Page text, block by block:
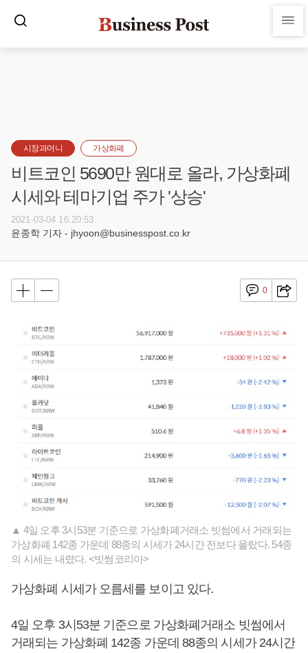
시장과머니 가상화폐
비트코인 5690만 원대로 올라, 가상화폐
시세와 테마기업 주가 '상승'
2021-03-04 16:20:53
윤종학 기자 - jhyoon@businesspost.co.kr
0
▲ 4일 오후 3시53분 기준으로 가상화폐거래소 빗썸에서 거래되는
가상화폐 142종 가운데 88종의 시세가 24시간 전보다 올랐다. 54종
의 시세는 내렸다. <빗썸코리아>
가상화폐 시세가 오름세를 보이고 있다.
4일 오후 3시53분 기준으로 가상화폐거래소 빗썸에서
거래되는 가상화폐 142종 가운데 88종의 시세가 24시간